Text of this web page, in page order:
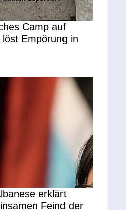
Camp auf
Empörung in
erklärt
Feind der